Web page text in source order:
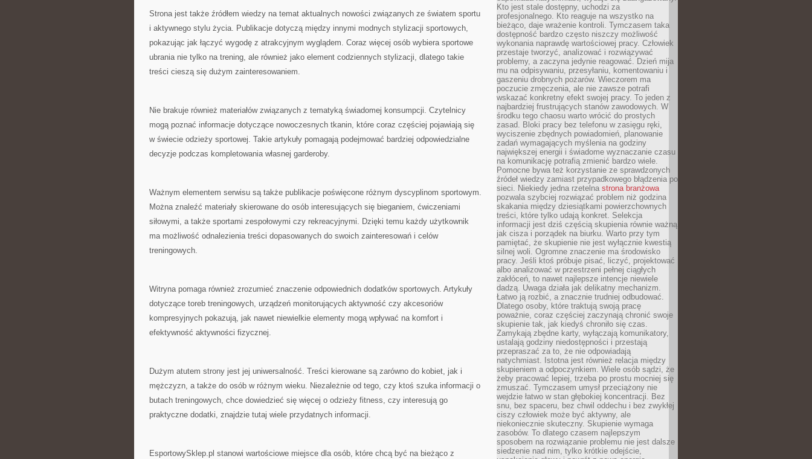
Strona jest także źródłem wiedzy na temat aktualnych nowości związanych ze światem sportu
i aktywnego stylu życia. Publikacje dotyczą między innymi modnych stylizacji sportowych,
pokazując jak łączyć wygodę z atrakcyjnym wyglądem. Coraz więcej osób wybiera sportowe
ubrania nie tylko na trening, ale również jako element codziennych stylizacji, dlatego takie
treści cieszą się dużym zainteresowaniem.
Nie brakuje również materiałów związanych z tematyką świadomej konsumpcji. Czytelnicy
mogą poznać informacje dotyczące nowoczesnych tkanin, które coraz częściej pojawiają się
w świecie odzieży sportowej. Takie artykuły pomagają podejmować bardziej odpowiedzialne
decyzje podczas kompletowania własnej garderoby.
Ważnym elementem serwisu są także publikacje poświęcone różnym dyscyplinom sportowym.
Można znaleźć materiały skierowane do osób interesujących się bieganiem, ćwiczeniami
siłowymi, a także sportami zespołowymi czy rekreacyjnymi. Dzięki temu każdy użytkownik
ma możliwość odnalezienia treści dopasowanych do swoich zainteresowań i celów
treningowych.
Witryna pomaga również zrozumieć znaczenie odpowiednich dodatków sportowych. Artykuły
dotyczące toreb treningowych, urządzeń monitorujących aktywność czy akcesoriów
kompresyjnych pokazują, jak nawet niewielkie elementy mogą wpływać na komfort i
efektywność aktywności fizycznej.
Dużym atutem strony jest jej uniwersalność. Treści kierowane są zarówno do kobiet, jak i
mężczyzn, a także do osób w różnym wieku. Niezależnie od tego, czy ktoś szuka informacji o
butach treningowych, chce dowiedzieć się więcej o odzieży fitness, czy interesują go
praktyczne dodatki, znajdzie tutaj wiele przydatnych informacji.
EsportowySklep.pl stanowi wartościowe miejsce dla osób, które chcą być na bieżąco z
Kto jest stale dostępny, uchodzi za
profesjonalnego. Kto reaguje na wszystko na
bieżąco, daje wrażenie kontroli. Tymczasem taka
dostępność bardzo często niszczy możliwość
wykonania naprawdę wartościowej pracy. Człowiek
przestaje tworzyć, analizować i rozwiązywać
problemy, a zaczyna jedynie reagować. Dzień mija
mu na odpisywaniu, przesyłaniu, komentowaniu i
gaszeniu drobnych pożarów. Wieczorem ma
poczucie zmęczenia, ale nie zawsze potrafi
wskazać konkretny efekt swojej pracy. To jeden z
najbardziej frustrujących stanów zawodowych. W
środku tego chaosu warto wrócić do prostych
zasad. Bloki pracy bez telefonu w zasięgu ręki,
wyciszenie zbędnych powiadomień, planowanie
zadań wymagających myślenia na godziny
największej energii i świadome wyznaczanie czasu
na komunikację potrafią zmienić bardzo wiele.
Pomocne bywa też korzystanie ze sprawdzonych
źródeł wiedzy zamiast przypadkowego błądzenia po
sieci. Niekiedy jedna rzetelna strona branżowa
pozwala szybciej rozwiązać problem niż godzina
skakania między dziesiątkami powierzchownych
treści, które tylko udają konkret. Selekcja
informacji jest dziś częścią skupienia równie ważną
jak cisza i porządek na biurku. Warto przy tym
pamiętać, że skupienie nie jest wyłącznie kwestią
silnej woli. Ogromne znaczenie ma środowisko
pracy. Jeśli ktoś próbuje pisać, liczyć, projektować
albo analizować w przestrzeni pełnej ciągłych
zakłóceń, to nawet najlepsze intencje niewiele
dadzą. Uwaga działa jak delikatny mechanizm.
Łatwo ją rozbić, a znacznie trudniej odbudować.
Dlatego osoby, które traktują swoją pracę
poważnie, coraz częściej zaczynają chronić swoje
skupienie tak, jak kiedyś chroniło się czas.
Zamykają zbędne karty, wyłączają komunikatory,
ustalają godziny niedostępności i przestają
przepraszać za to, że nie odpowiadają
natychmiast. Istotna jest również relacja między
skupieniem a odpoczynkiem. Wiele osób sądzi, że
żeby pracować lepiej, trzeba po prostu mocniej się
zmuszać. Tymczasem umysł przeciążony nie
wejdzie łatwo w stan głębokiej koncentracji. Bez
snu, bez spaceru, bez chwil oddechu i bez zwykłej
ciszy człowiek może być aktywny, ale
niekoniecznie skuteczny. Skupienie wymaga
zasobów. To dlatego czasem najlepszym
sposobem na rozwiązanie problemu nie jest dalsze
siedzenie nad nim, tylko krótkie odejście,